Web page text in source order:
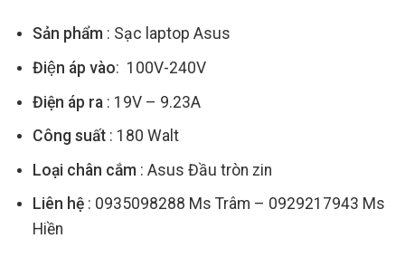
Sản phẩm : Sạc laptop Asus
Điện áp vào: 100V-240V
Điện áp ra: 19V – 9.23A
Công suất: 180 Walt
Loại chân cắm : Asus Đầu tròn zin
Liên hệ: 0935098288 Ms Trâm – 0929217943 Ms
Hiền